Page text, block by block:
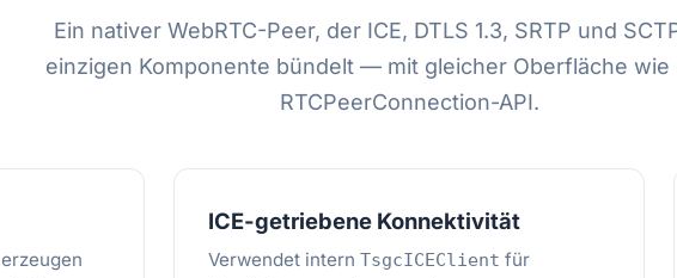
Ein nativer WebRTC-Peer, der ICE, DTLS 1.3, SRTP und
einzigen Komponente bündelt — mit gleicher Oberfläche wie
RTCPeerConnection-API.
erzeugen
ICE-getriebene Konnektivität
Verwendet intern TsgcICEClient für